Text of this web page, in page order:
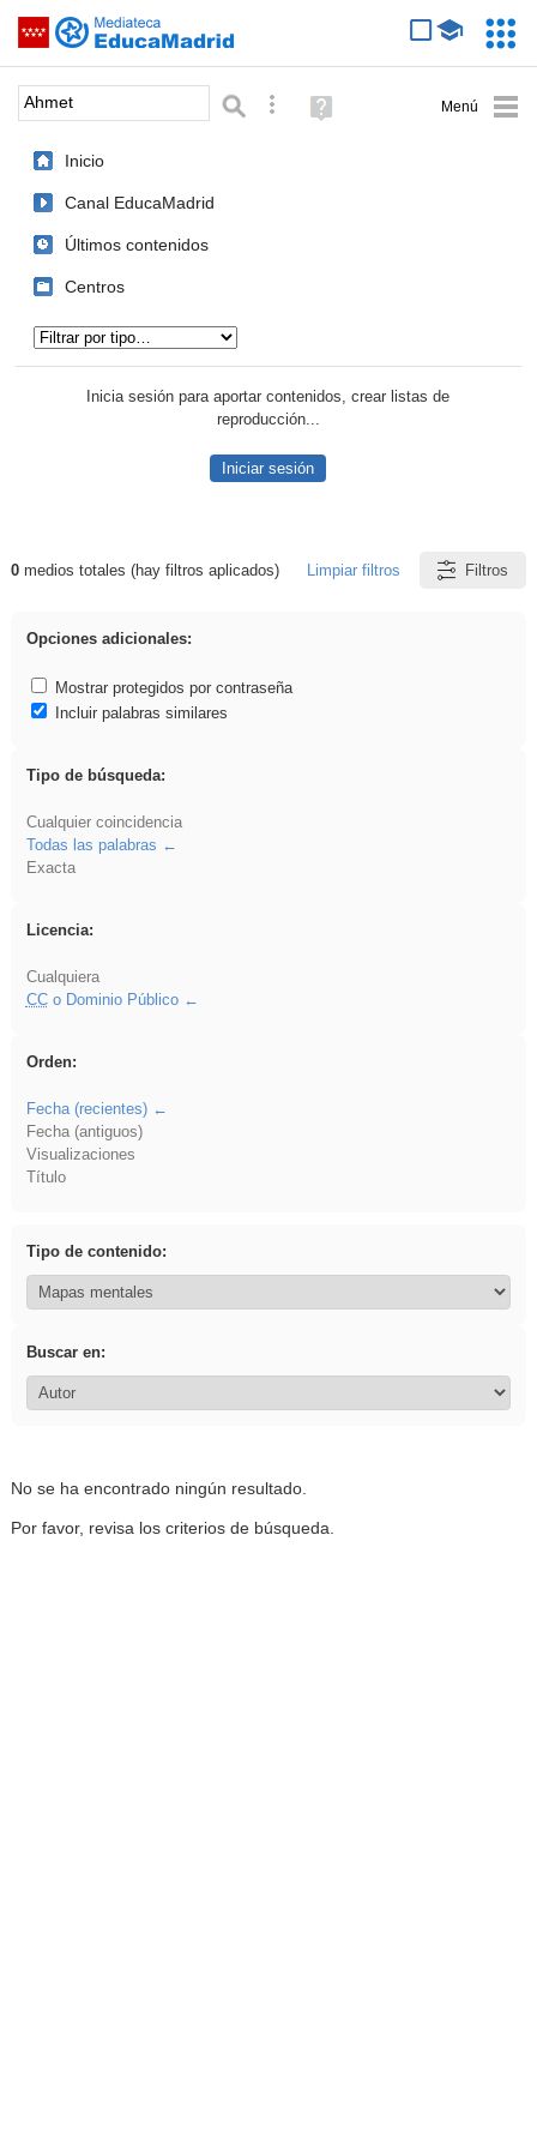
Saltar navegación
Palabra o frase: Búsqueda avanzada
Ayuda
(en
Inicio
Canal EducaMadrid
Últimos contenidos
Centros
Inicia sesión para aportar contenidos, crear listas de
reproducción...
Iniciar sesión
Resultados de: Ahmet
0medios totales (hay filtros aplicados) Limpiar filtros Filtros
Opciones adicionales:
Mostrar protegidos por contraseña
Incluir palabras similares
Tipo de búsqueda:
Cualquier coincidencia
Todas las palabras
Exacta
Licencia:
Cualquiera
CCo Dominio Público
Orden:
Fecha (recientes)
Fecha (antiguos)
Visualizaciones
Título
Tipo de contenido:
Buscar en:
No se ha encontrado ningún resultado.
Por favor, revisa los criterios de búsqueda.